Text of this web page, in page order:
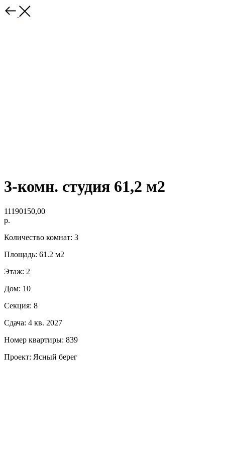
3-комн. студия 61,2 м2
11190150,00
р.
Количество комнат: 3
Площадь: 61.2 м2
Этаж: 2
Дом: 10
Секция: 8
Сдача: 4 кв. 2027
Номер квартиры: 839
Проект: Ясный берег